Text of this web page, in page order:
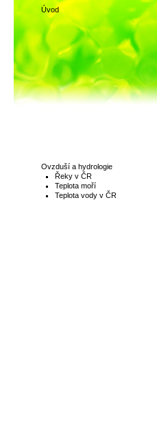
Úvod
Ovzduší a hydrologie
Řeky v ČR
Teplota moří
Teplota vody v ČR